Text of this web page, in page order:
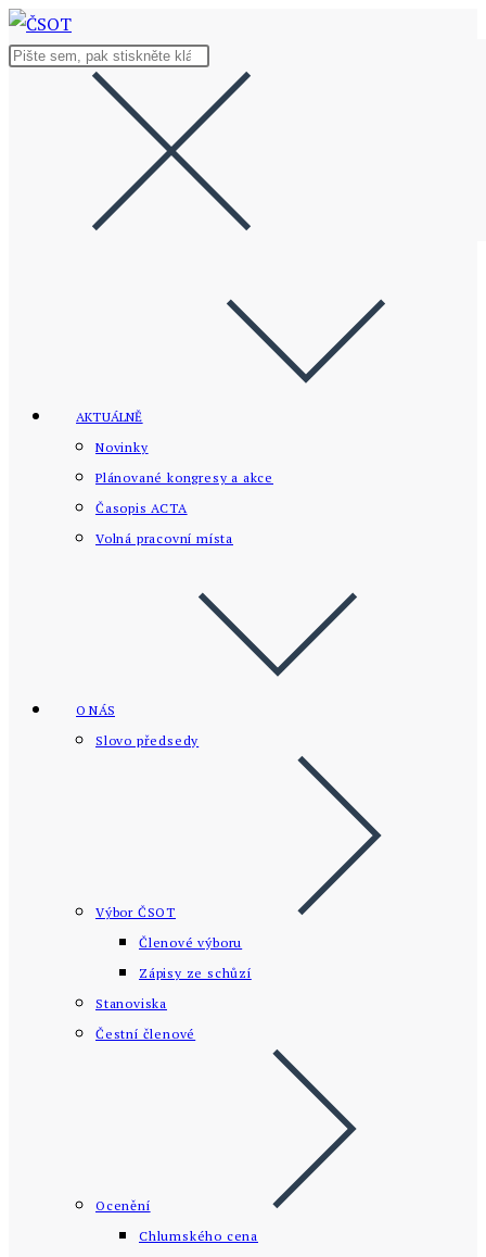
Přejít
k
Hledat
AKTUÁLNĚ
Novinky
Plánované kongresy a akce
Časopis ACTA
Volná pracovní místa
O NÁS
Slovo předsedy
Výbor ČSOT
Členové výboru
Zápisy ze schůzí
Stanoviska
Čestní členové
Ocenění
Chlumského cena